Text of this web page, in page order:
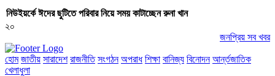
নিউইয়র্কে ঈদের ছুটিতে পরিবার নিয়ে সময় কাটাচ্ছেন রুনা খান
২০
জনপ্রিয় সব খবর
হোম জাতীয় সারাদেশ রাজনীতি সংগঠন অপরাধ শিক্ষা বানিজ্য বিনোদন আর্ন্তজাতিক
খেলাধুলা